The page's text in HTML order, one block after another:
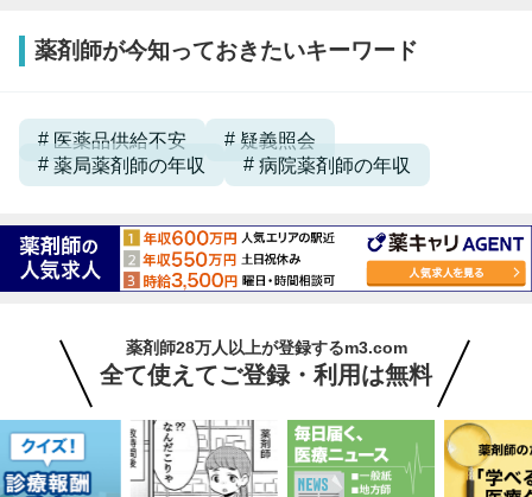
薬剤師が今知っておきたいキーワード
医薬品供給不安
疑義照会
薬局薬剤師の年収
病院薬剤師の年収
薬剤師28万人以上が登録するm3.com
全て使えてご登録・利用は無料